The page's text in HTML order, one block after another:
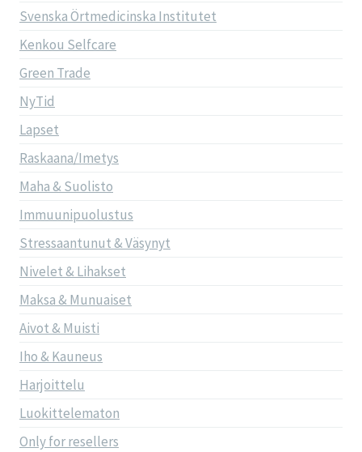
Svenska Örtmedicinska Institutet
Kenkou Selfcare
Green Trade
NyTid
Lapset
Raskaana/Imetys
Maha & Suolisto
Immuunipuolustus
Stressaantunut & Väsynyt
Nivelet & Lihakset
Maksa & Munuaiset
Aivot & Muisti
Iho & Kauneus
Harjoittelu
Luokittelematon
Only for resellers